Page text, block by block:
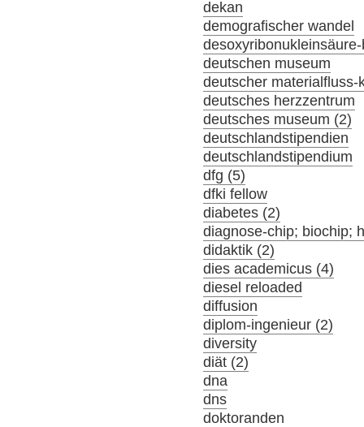
dekan
demografischer wandel
deutschen museum
deutscher materialfluss-
deutsches herzzentrum
deutsches museum (2)
deutschlandstipendien
deutschlandstipendium
dfg (5)
dfki fellow
diabetes (2)
diagnose-chip; biochip;
didaktik (2)
dies academicus (4)
diesel reloaded
diffusion
diplom-ingenieur (2)
diversity
diät (2)
dna
dns
doktoranden